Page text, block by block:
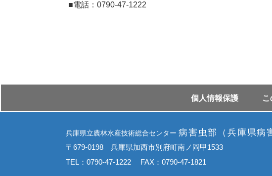
■電話：0790-47-1222
個⼈情報保護
兵庫県立農林水産技術総合センター 病害虫部（兵庫県病
〒679-0198 兵庫県加西市別府町南ノ岡甲1533
TEL：0790-47-1222 FAX：0790-47-1821